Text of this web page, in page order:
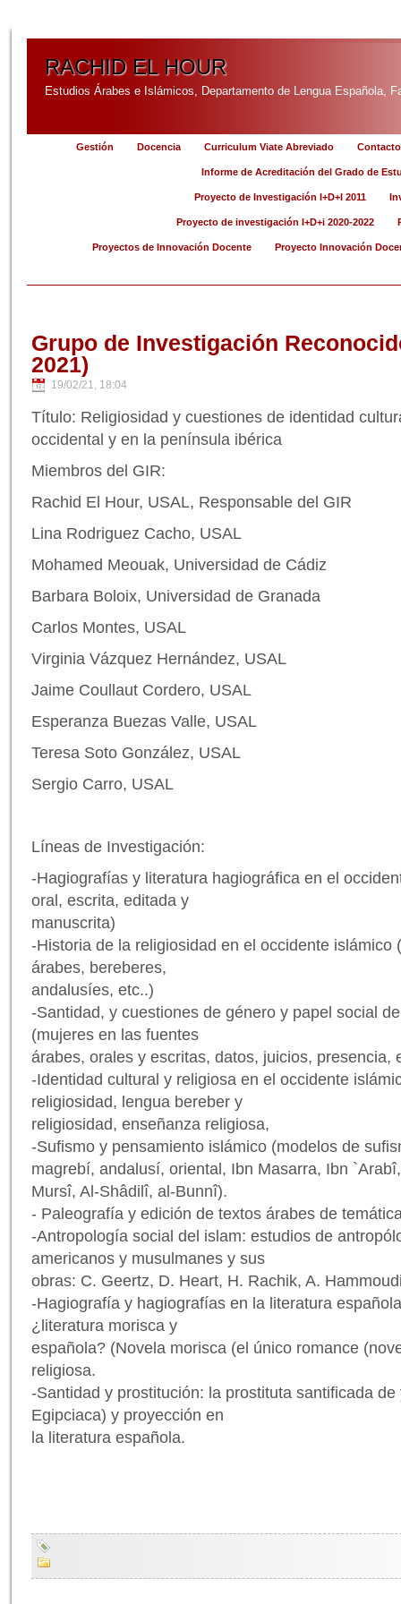
RACHID EL HOUR
Estudios Árabes e Islámicos, Departamento de Lengua Española,
Contacto
Curriculum Viate Abreviado
Docencia
Gestión
Informe de Acreditación del Grado de
Proyecto de Investigación I+D+I 2011
Proyecto de investigación I+D+i 2020-2022
Proyecto Innovación
Proyectos de Innovación Docente
Grupo de Investigación
2021)
19/02/21, 18:04
Título: Religiosidad y cuestiones de identidad
occidental y en la península ibérica
Miembros del GIR:
Rachid El Hour, USAL, Responsable del GIR
Lina Rodriguez Cacho, USAL
Mohamed Meouak, Universidad de Cádiz
Barbara Boloix, Universidad de Granada
Carlos Montes, USAL
Virginia Vázquez Hernández, USAL
Jaime Coullaut Cordero, USAL
Esperanza Buezas Valle, USAL
Teresa Soto González, USAL
Sergio Carro, USAL
Líneas de Investigación:
-Hagiografías y literatura hagiográfica en el
oral, escrita, editada y
manuscrita)
-Historia de la religiosidad en el occidente islámico
árabes, bereberes,
andalusíes, etc..)
-Santidad, y cuestiones de género y papel social
(mujeres en las fuentes
árabes, orales y escritas, datos, juicios,
-Identidad cultural y religiosa en el occidente
religiosidad, lengua bereber y
religiosidad, enseñanza religiosa,
-Sufismo y pensamiento islámico (modelos de
magrebí, andalusí, oriental, Ibn Masarra, Ibn
Mursî, Al-Shâdilî, al-Bunnî).
- Paleografía y edición de textos árabes de
-Antropología social del islam: estudios de
americanos y musulmanes y sus
obras: C. Geertz, D. Heart, H. Rachik, A.
-Hagiografía y hagiografías en la literatura
¿literatura morisca y
española? (Novela morisca (el único romance
religiosa.
-Santidad y prostitución: la prostituta santificada
Egipciaca) y proyección en
la literatura española.